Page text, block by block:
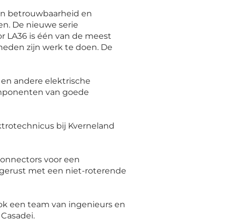
betrouwbaarheid en
De nieuwe serie
LA36 is één van de meest
zijn werk te doen. De
andere elektrische
van goede
bij Kverneland
voor een
met een niet-roterende
een team van ingenieurs en